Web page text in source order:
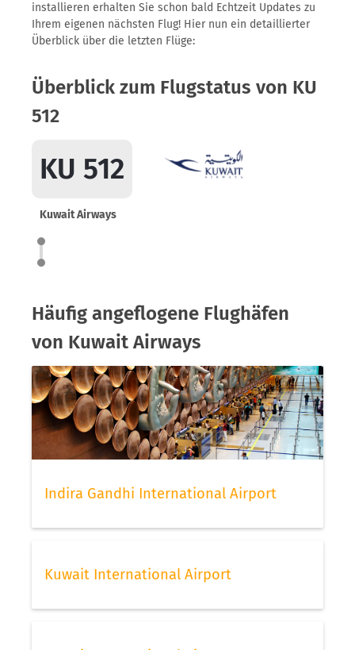
installieren erhalten Sie schon bald Echtzeit Updates zu
Ihrem eigenen nächsten Flug! Hier nun ein detaillierter
Überblick über die letzten Flüge:
Überblick zum Flugstatus von KU
512
KU 512
Kuwait Airways
Häufig angeflogene Flughäfen
von Kuwait Airways
Indira Gandhi International Airport
Kuwait International Airport